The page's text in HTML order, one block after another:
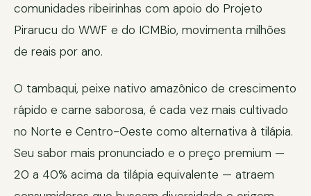
comunidades ribeirinhas com apoio do Projeto
Pirarucu do WWF e do ICMBio, movimenta milhões
de reais por ano.
O tambaqui, peixe nativo amazônico de crescimento
rápido e carne saborosa, é cada vez mais cultivado
no Norte e Centro-Oeste como alternativa à tilápia.
Seu sabor mais pronunciado e o preço premium —
20 a 40% acima da tilápia equivalente — atraem